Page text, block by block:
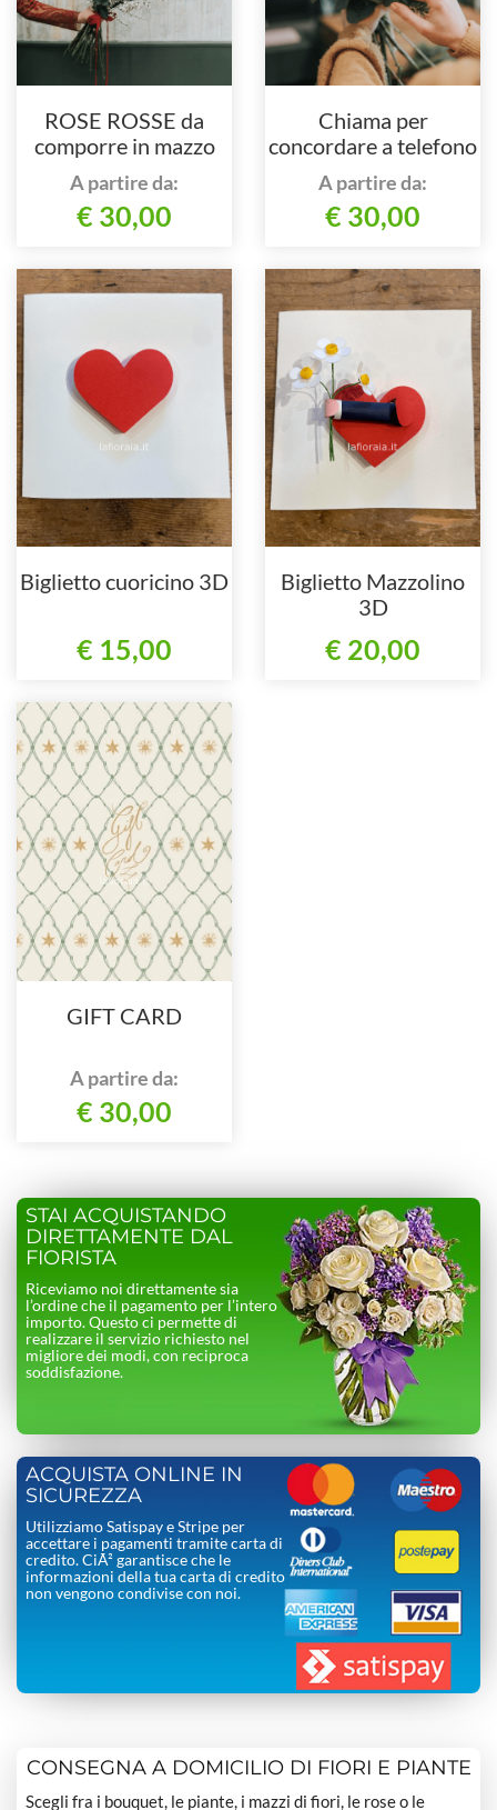
ROSE ROSSE da
comporre in mazzo
per numero di steli.
A partire da:
€ 30,00
Chiama per
concordare a telefono
A partire da:
€ 30,00
Biglietto cuoricino 3D
€ 15,00
Biglietto Mazzolino
3D
€ 20,00
GIFT CARD
A partire da:
€ 30,00
STAI ACQUISTANDO
DIRETTAMENTE DAL
FIORISTA
Riceviamo noi direttamente sia
l’ordine che il pagamento per l’intero
importo. Questo ci permette di
realizzare il servizio richiesto nel
migliore dei modi, con reciproca
soddisfazione.
ACQUISTA ONLINE IN
SICUREZZA
Utilizziamo Satispay e Stripe per
accettare i pagamenti tramite carta di
credito. CiÃ² garantisce che le
informazioni della tua carta di credito
non vengono condivise con noi.
CONSEGNA A DOMICILIO DI FIORI E PIANTE
Scegli fra i bouquet, le piante, i mazzi di fiori, le rose o le